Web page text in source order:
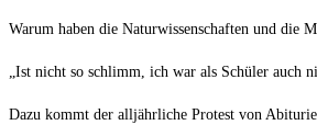
Warum haben die Naturwissenschaften und die
„Ist nicht so schlimm, ich war als Schüler auch
Dazu kommt der alljährliche Protest von